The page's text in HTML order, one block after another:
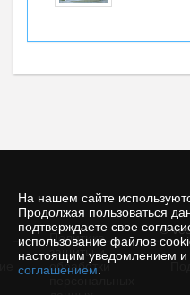
На нашем сайте
Продолжая пользоваться
подтверждаете свое
использование файлов
настоящим уведомлением и
соглашением
©
Политика
защиты и
обработки